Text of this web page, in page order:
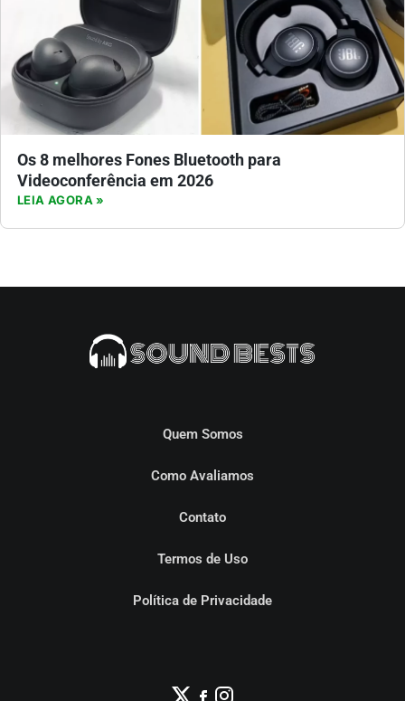
Os 8 melhores Fones Bluetooth para
Videoconferência em 2026
LEIA AGORA »
Quem Somos
Como Avaliamos
Contato
Termos de Uso
Política de Privacidade